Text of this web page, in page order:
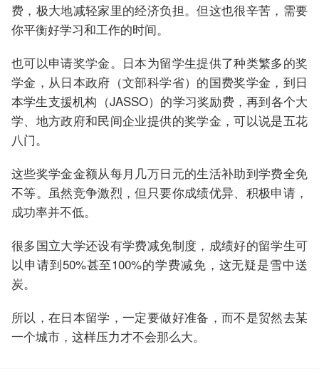
费，极大地减轻家里的经济负担。但这也很辛苦，需要
你平衡好学习和工作的时间。
也可以申请奖学金。日本为留学生提供了种类繁多的奖
学金，从日本政府（文部科学省）的国费奖学金，到日
本学生支援机构（JASSO）的学习奖励费，再到各个大
学、地方政府和民间企业提供的奖学金，可以说是五花
八门。
这些奖学金金额从每月几万日元的生活补助到学费全免
不等。虽然竞争激烈，但只要你成绩优异、积极申请，
成功率并不低。
很多国立大学还设有学费减免制度，成绩好的留学生可
以申请到50%甚至100%的学费减免，这无疑是雪中送
炭。
所以，在日本留学，一定要做好准备，而不是贸然去某
一个城市，这样压力才不会那么大。